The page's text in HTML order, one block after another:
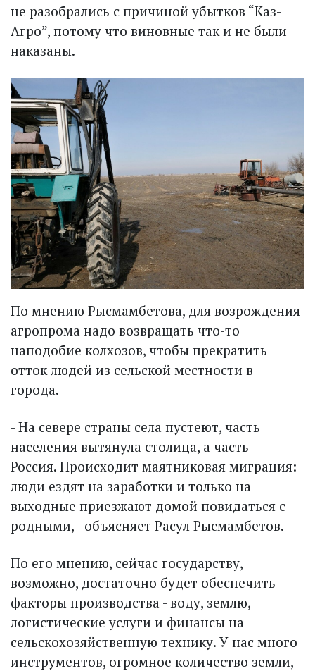
не разобрались с причиной убытков “Каз­
Агро”, потому что виновные так и не были
наказаны.
По мнению Рысмамбетова, для возрождения
агропрома надо возвращать что-то
наподобие колхозов, чтобы прекратить
отток людей из сельской местности в
города.
- На севере страны села пус­теют, часть
населения вытянула столица, а часть -
Россия. Происходит маятниковая миграция:
люди ездят на заработки и только на
выходные приезжают домой повидаться с
родными, - объясняет Расул Рысмамбетов.
По его мнению, сейчас государству,
возможно, достаточно будет обеспечить
факторы производства - воду, землю,
логистические услуги и финансы на
сельскохозяйственную технику. У нас много
инструментов, огромное количество земли,